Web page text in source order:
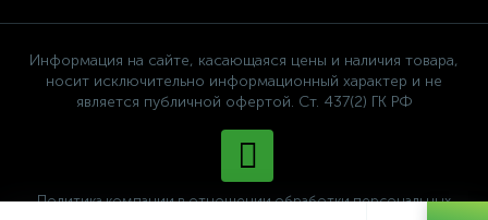
Информация на сайте, касающаяся цены и наличия товара,
носит исключительно информационный характер и не
является публичной офертой. Ст. 437(2) ГК РФ
Политика компании в отношении обработки персональных